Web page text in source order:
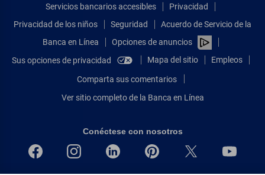
Servicios bancarios accesibles
Privacidad
Privacidad de los niños
Seguridad
Acuerdo de Servicio de la
Banca en Línea
Opciones de anuncios
Sus opciones de privacidad
Mapa del sitio Empleos
Comparta sus comentarios
Ver sitio completo de la Banca en Línea
Conéctese con nosotros